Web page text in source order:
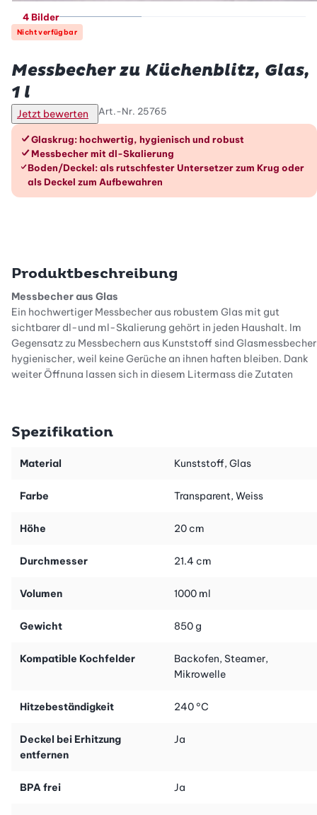
4 Bilder
Nicht verfügbar
Messbecher zu Küchenblitz, Glas,
1 l
Jetzt bewerten Art.-Nr. 25765
Die Vorteile im Überblick
Glaskrug: hochwertig, hygienisch und robust
Messbecher mit dl-Skalierung
Boden/Deckel: als rutschfester Untersetzer zum Krug oder
als Deckel zum Aufbewahren
Produktbeschreibung
Messbecher aus Glas
Ein hochwertiger Messbecher aus robustem Glas mit gut
sichtbarer dl-und ml-Skalierung gehört in jeden Haushalt. Im
Gegensatz zu Messbechern aus Kunststoff sind Glasmessbecher
hygienischer, weil keine Gerüche an ihnen haften bleiben. Dank
weiter Öffnung lassen sich in diesem Litermass die Zutaten
Der Deckel dient als praktische, rutschfeste Unterlage und
daran etwas kühl zu stellen oder aufzubewahren, Untersetzer
Voilà!
Tipp:
Dieser Messbecher aus Glas inklusive Deckel dient auch
als Ersatzteil zum Küchenblitz (Art.-Nr. 25764).
Spezifikation
Material Kunststoff, Glas
Farbe Transparent, Weiss
Höhe 20 cm
Durchmesser 21.4 cm
Volumen 1000 ml
Gewicht 850 g
Kompatible Kochfelder
Backofen, Steamer,
Mikrowelle
Hitzebeständigkeit 240 °C
Deckel bei Erhitzung
entfernen
Ja
BPA frei Ja